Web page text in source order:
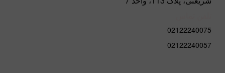
02122240075
02122240057